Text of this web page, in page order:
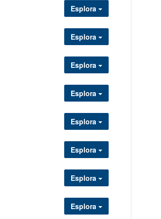
Esplora
Esplora
Esplora
Esplora
Esplora
Esplora
Esplora
Esplora